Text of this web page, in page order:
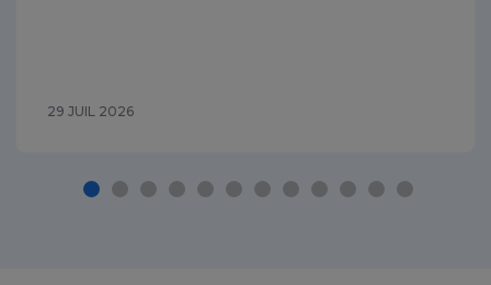
29 JUIL 2026